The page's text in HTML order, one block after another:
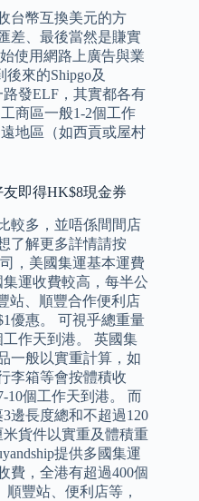
台幣互換美元的方
差、最後當然是賺實
使用網路上廣告與業
後來的Shipgo及
發ELF，其實都各有
商區一般1-2個工作
地區（如西貢或屋村
即得HK$8現金券
較多，並唔係間間店
了解更多詳情請按
，美國集運基本運費
運收費較高，每半公
站、順豐合作便利店
優惠。 可視乎總重量
作天到港。 英國集
一般以實重計算，如
李箱等會按體積收
10個工作天到港。 而
邊長度總和不超過120
貨件以實重及體積重
提供多國集運
費，全港有超過400個
順豐站、便利店等，